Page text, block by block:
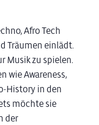
Afro Tech
Träumen einlädt.
Musik zu spielen.
wie Awareness,
History in den
möchte sie
der